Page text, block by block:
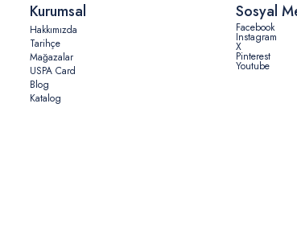
Kurumsal
Hakkımızda
Tarihçe
Mağazalar
USPA Card
Blog
Katalog
Sosyal
Facebook
Instagram
X
Pinterest
Youtube